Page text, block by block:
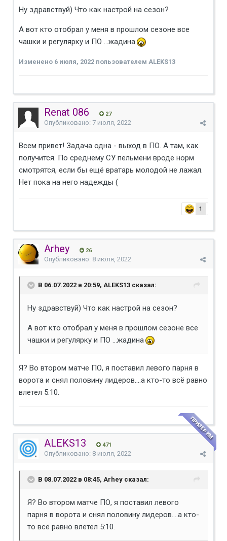
Ну здравствуй) Что как настрой на сезон?
А вот кто отобрал у меня в прошлом сезоне все
чашки и регулярку и ПО ...жадина
Изменено 6 июля, 2022 пользователем ALEKS13
Renat 086 27
Опубликовано: 7 июля, 2022
Всем привет! Задача одна - выход в ПО. А там, как
получится. По среднему СУ пельмени вроде норм
смотрятся, если бы ещё вратарь молодой не лажал.
Нет пока на него надежды (
1
Arhey 26
Опубликовано: 8 июля, 2022
В 06.07.2022 в 20:59, ALEKS13 сказал:
Ну здравствуй) Что как настрой на сезон?
А вот кто отобрал у меня в прошлом сезоне все
чашки и регулярку и ПО ...жадина
Я? Во втором матче ПО, я поставил левого парня в
ворота и снял половину лидеров....а кто-то всё равно
влетел 5:10.
ALEKS13 471
ПРИЗЕР КМ
Опубликовано: 8 июля, 2022
В 08.07.2022 в 08:45, Arhey сказал:
Я? Во втором матче ПО, я поставил левого
парня в ворота и снял половину лидеров....а кто-
то всё равно влетел 5:10.